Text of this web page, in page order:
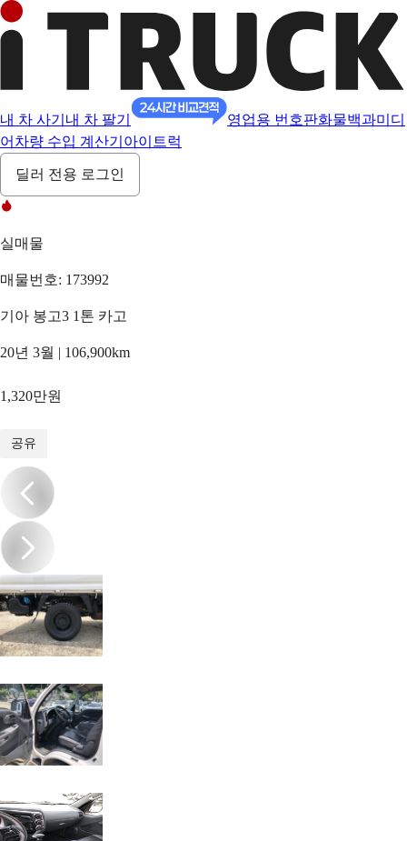
내 차 사기 내 차 팔기 영업용 번호판화물백과미디
어 차량 수입 계산기 아이트럭
딜러 전용 로그인
실매물
매물번호: 173992
기아 봉고3 1톤 카고
20년 3월 | 106,900km
1,320만원
공유
/11